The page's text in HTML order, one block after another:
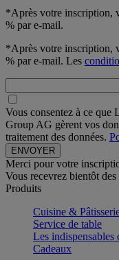
*Après votre inscription,
% par e-mail.
*Après votre inscription,
% par e-mail. Les
Vous consentez à ce que
Group AG gèrent vos
traitement des données.
Merci pour votre
Vous recevrez bientôt
Produits
Cuisine &
Service de table
Les indispensables
Cadeaux